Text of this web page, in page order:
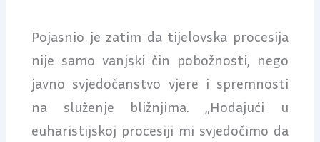
Pojasnio je zatim da tijelovska procesija
nije samo vanjski čin pobožnosti, nego
javno svjedočanstvo vjere i spremnosti
na služenje bližnjima. „Hodajući u
euharistijskoj procesiji mi svjedočimo da